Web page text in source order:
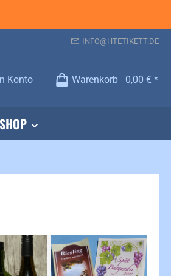
INFO@HTETIKETT.DE
auf dem Merkzettel
Konto Warenkorb 0,00 €
SHOP